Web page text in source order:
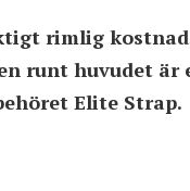
rimlig
runt huvudet är
Elite Strap.